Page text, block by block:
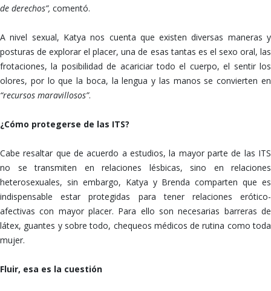
de derechos”, comentó.
A nivel sexual, Katya nos cuenta que existen diversas maneras y
posturas de explorar el placer, una de esas tantas es el sexo oral, las
frotaciones, la posibilidad de acariciar todo el cuerpo, el sentir los
olores, por lo que la boca, la lengua y las manos se convierten en
“recursos maravillosos”.
¿Cómo protegerse de las ITS?
Cabe resaltar que de acuerdo a estudios, la mayor parte de las ITS
no se transmiten en relaciones lésbicas, sino en relaciones
heterosexuales, sin embargo, Katya y Brenda comparten que es
indispensable estar protegidas para tener relaciones erótico-
afectivas con mayor placer. Para ello son necesarias barreras de
látex, guantes y sobre todo, chequeos médicos de rutina como toda
mujer.
Fluir, esa es la cuestión